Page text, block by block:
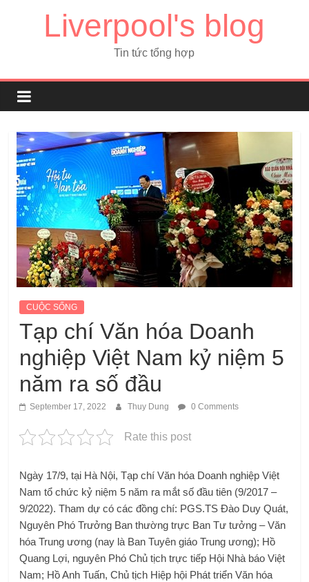
Liverpool's blog
Tin tức tổng hợp
CUỘC SỐNG
Tạp chí Văn hóa Doanh
nghiệp Việt Nam kỷ niệm 5
năm ra số đầu
September 17, 2022 Thuy Dung 0 Comments
Rate this post
Ngày 17/9, tại Hà Nội, Tạp chí Văn hóa Doanh nghiệp Việt
Nam tổ chức kỷ niệm 5 năm ra mắt số đầu tiên (9/2017 –
9/2022). Tham dự có các đồng chí: PGS.TS Đào Duy Quát,
Nguyên Phó Trưởng Ban thường trực Ban Tư tưởng – Văn
hóa Trung ương (nay là Ban Tuyên giáo Trung ương); Hồ
Quang Lợi, nguyên Phó Chủ tịch trực tiếp Hội Nhà báo Việt
Nam; Hồ Anh Tuấn, Chủ tịch Hiệp hội Phát triển Văn hóa